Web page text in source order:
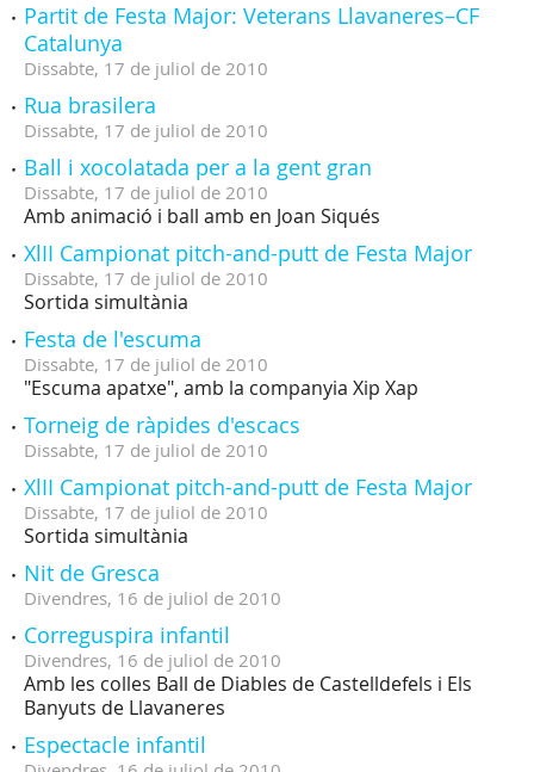
Partit de Festa Major: Veterans Llavaneres–CF
Catalunya
Dissabte, 17 de juliol de 2010
Rua brasilera
Dissabte, 17 de juliol de 2010
Ball i xocolatada per a la gent gran
Dissabte, 17 de juliol de 2010
Amb animació i ball amb en Joan Siqués
XlII Campionat pitch-and-putt de Festa Major
Dissabte, 17 de juliol de 2010
Sortida simultània
Festa de l'escuma
Dissabte, 17 de juliol de 2010
"Escuma apatxe", amb la companyia Xip Xap
Torneig de ràpides d'escacs
Dissabte, 17 de juliol de 2010
XlII Campionat pitch-and-putt de Festa Major
Dissabte, 17 de juliol de 2010
Sortida simultània
Nit de Gresca
Divendres, 16 de juliol de 2010
Correguspira infantil
Divendres, 16 de juliol de 2010
Amb les colles Ball de Diables de Castelldefels i Els
Banyuts de Llavaneres
Espectacle infantil